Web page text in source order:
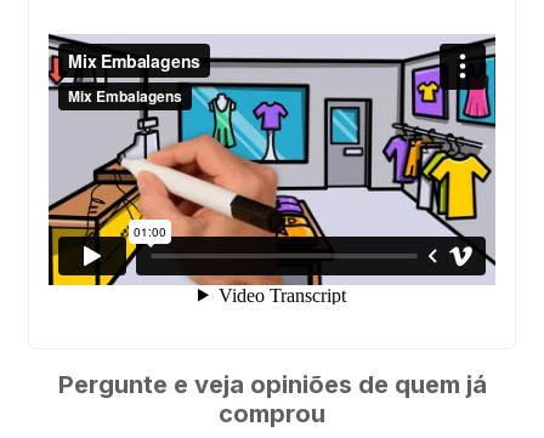
Pergunte e veja opiniões de quem já
comprou